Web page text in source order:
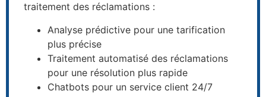
traitement des réclamations :
Analyse prédictive pour une tarification
plus précise
Traitement automatisé des réclamations
pour une résolution plus rapide
Chatbots pour un service client 24/7